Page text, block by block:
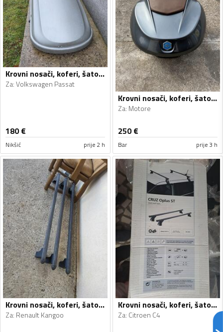
Krovni nosači, koferi, šatori i galerije
Za:Volkswagen Passat
180€
Nikšić prije 2 h
Krovni nosači, koferi, šatori i galerije
Za: Motore
250€
Bar prije 3 h
Krovni nosači, koferi, šatori i galerije
Za: Renault Kangoo
Krovni nosači, koferi, šatori i galerije
Za: Citroen C4